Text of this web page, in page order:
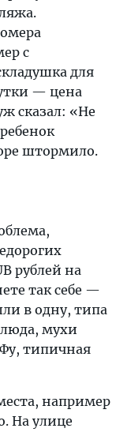
с
для
— цена
сказал: «Не
штормило.
рублей на
так себе —
в одну, типа
мухи
типичная
например
На улице